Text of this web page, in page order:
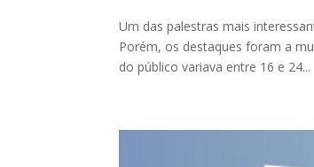
Um das palestras mais
Porém, os destaques foram a
do público variava entre 16 e 24...